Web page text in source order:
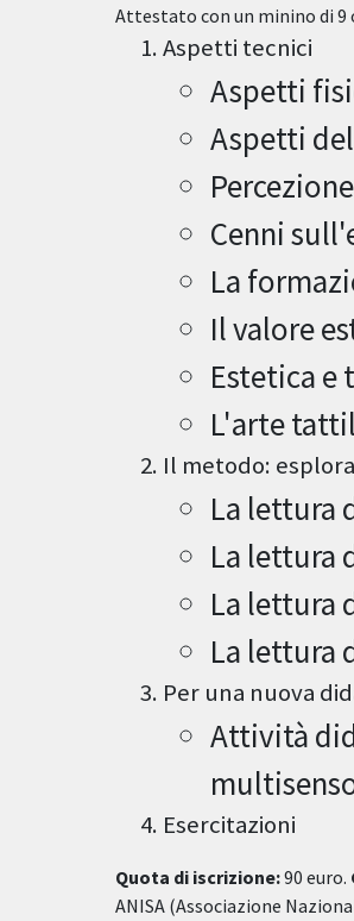
Attestato con un minino di 9
Aspetti tecnici
Aspetti
Aspetti
Cenni
La
Il valore
Estetica
L'arte
Il metodo:
La lettura
La lettura
La lettura
La lettura
Per una nuova
Attività
Esercitazioni
Quota di iscrizione:90 euro.
ANISA (Associazione